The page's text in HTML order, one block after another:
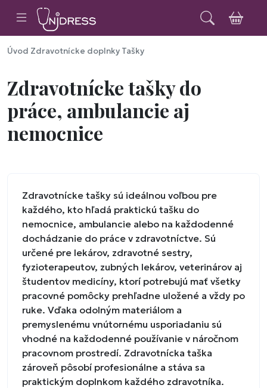
Úvod Zdravotnícke doplnky Tašky
Zdravotnícke tašky do
práce, ambulancie aj
nemocnice
Zdravotnícke tašky sú ideálnou voľbou pre
každého, kto hľadá praktickú tašku do
nemocnice, ambulancie alebo na každodenné
dochádzanie do práce v zdravotníctve. Sú
určené pre lekárov, zdravotné sestry,
fyzioterapeutov, zubných lekárov, veterinárov aj
študentov medicíny, ktorí potrebujú mať všetky
pracovné pomôcky prehľadne uložené a vždy po
ruke. Vďaka odolným materiálom a
premyslenému vnútornému usporiadaniu sú
vhodné na každodenné používanie v náročnom
pracovnom prostredí. Zdravotnícka taška
zároveň pôsobí profesionálne a stáva sa
praktickým doplnkom každého zdravotníka.